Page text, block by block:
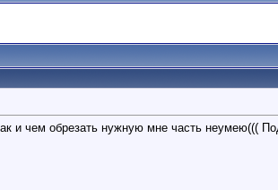
и чем обрезать нужную мне часть неумею(((